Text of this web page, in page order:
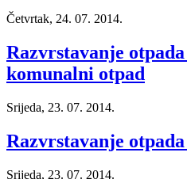
Četvrtak, 24. 07. 2014.
Razvrstavanje
komunalni otpad
Srijeda, 23. 07. 2014.
Razvrstavanje
Srijeda, 23. 07. 2014.